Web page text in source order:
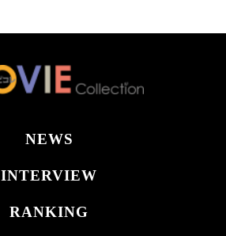
NEWS
INTERVIEW
RANKING